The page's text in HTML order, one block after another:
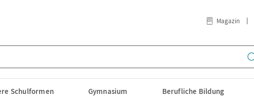
Magazin
Schulformen Gymnasium Berufliche Bildung